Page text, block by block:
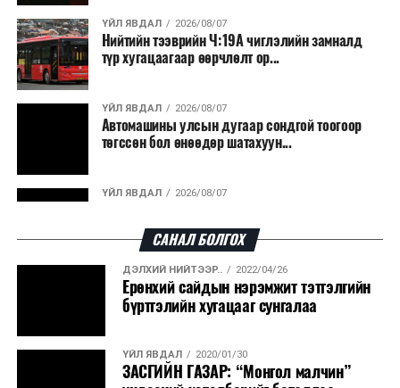
ҮЙЛ ЯВДАЛ 2026/08/07
Нийтийн тээврийн Ч:19А чиглэлийн замналд
түр хугацаагаар өөрчлөлт ор...
ҮЙЛ ЯВДАЛ 2026/08/07
Автомашины улсын дугаар сондгой тоогоор
төгссөн бол өнөөдөр шатахуун...
ҮЙЛ ЯВДАЛ 2026/08/07
ДЭЛХИЙ НИЙТЭЭР..
“Уралдронзавод” компанийн ерөнхий
захирлын автомашиныг дэлбэлжээ...
ҮЙЛ ЯВДАЛ 2026/08/06
Сүхбаатар боомтоор тав хоногт 10 мянга гаруй
САНАЛ БОЛГОХ
ДЭЛХИЙ НИЙТЭЭР.. 2022/04/26
Ерөнхий сайдын нэрэмжит тэтгэлгийн
бүртгэлийн хугацааг сунгалаа
ҮЙЛ ЯВДАЛ 2020/01/30
ЗАСГИЙН ГАЗАР: “Монгол малчин”